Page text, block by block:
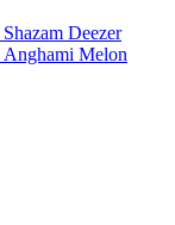
Shazam Deezer
Anghami Melon